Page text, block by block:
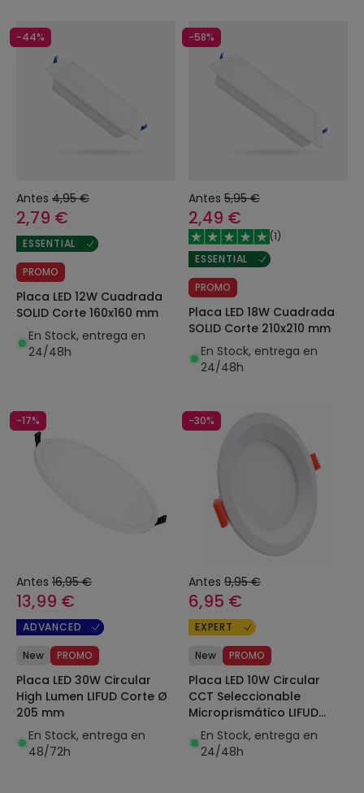
-44%
Antes 4,95 €
2,79 €
ESSENTIAL
PROMO
Placa LED 12W Cuadrada
SOLID Corte 160x160 mm
En Stock, entrega en
24/48h
-58%
Antes 5,95 €
2,49 €
(1)
ESSENTIAL
PROMO
Placa LED 18W Cuadrada
SOLID Corte 210x210 mm
En Stock, entrega en
24/48h
-17%
Antes 16,95 €
13,99 €
ADVANCED
New PROMO
Placa LED 30W Circular
High Lumen LIFUD Corte Ø
205 mm
En Stock, entrega en
48/72h
-30%
Antes 9,95 €
6,95 €
EXPERT
New PROMO
Placa LED 10W Circular
CCT Seleccionable
Microprismático LIFUD
Corte Ø 110 mm
En Stock, entrega en
24/48h